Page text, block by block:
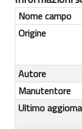
Nome campo
Origine
Autore
Manutentore
Ultimo